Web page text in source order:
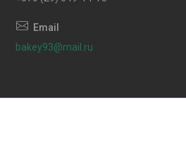
bakey93@mail.ru